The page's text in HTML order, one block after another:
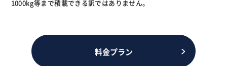
1000kg等まで積載できる訳ではありません。
料金プラン